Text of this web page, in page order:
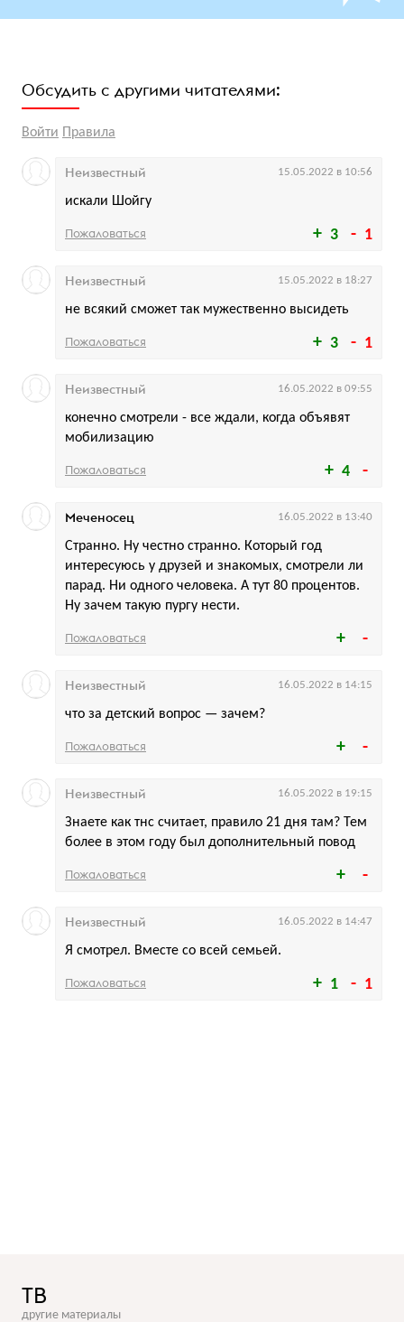
Обсудить с другими читателями:
Войти Правила
3 1
искали Шойгу
Неизвестный 15.05.2022 в 10:56
Пожаловаться
3 1
не всякий сможет так мужественно высидеть
Неизвестный 15.05.2022 в 18:27
Пожаловаться
4
конечно смотрели - все ждали, когда объявят
мобилизацию
Неизвестный 16.05.2022 в 09:55
Пожаловаться
Странно. Ну честно странно. Который год
интересуюсь у друзей и знакомых, смотрели ли
парад. Ни одного человека. А тут 80 процентов.
Ну зачем такую пургу нести.
Меченосец 16.05.2022 в 13:40
Пожаловаться
что за детский вопрос — зачем?
Неизвестный 16.05.2022 в 14:15
Пожаловаться
Знаете как тнс считает, правило 21 дня там? Тем
более в этом году был дополнительный повод
Неизвестный 16.05.2022 в 19:15
Пожаловаться
1 1
Я смотрел. Вместе со всей семьей.
Неизвестный 16.05.2022 в 14:47
Пожаловаться
ТВ
другие материалы